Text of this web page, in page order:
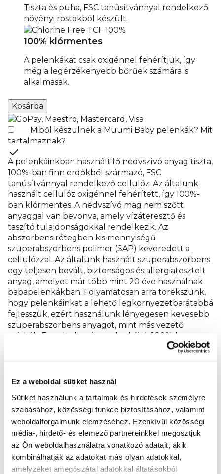
Ez a weboldal sütiket használ
Sütiket használunk a tartalmak és hirdetések személyre
szabásához, közösségi funkce biztosításához, valamint
weboldalforgalmunk elemzéséhez. Ezenkívül közösségi
média-, hirdető- és elemező partnereinkkel megosztjuk
az Ön weboldalhasználatra vonatkozó adatait, akik
kombinálhatják az adatokat más olyan adatokkal,
amelyzeket amegöszátal adatokkal áltatásokból
Tiszta és puha, FSC tanúsítvánnyal rendelkező
növényi rostokból készült.
100% klórmentes
A pelenkákat csak oxigénnel fehérítjük, így
még a legérzékenyebb bőrűek számára is
alkalmasak.
Miből készülnek a Muumi Baby pelenkák? Mit
tartalmaznak?
A pelenkáinkban használt fő nedvszívó anyag tiszta,
100%-ban finn erdőkből származó, FSC
tanúsítvánnyal rendelkező cellulóz. Az általunk
használt cellulóz oxigénnel fehérített, így 100%-
ban klórmentes. A nedvszívó mag nem szőtt
anyaggal van bevonva, amely vízáteresztő és
taszító tulajdonságokkal rendelkezik. Az
abszorbens rétegben kis mennyiségű
szuperabszorbens polimer (SAP) keveredett a
cellulózzal. Az általunk használt szuperabszorbens
egy teljesen bevált, biztonságos és allergiatesztelt
anyag, amelyet már több mint 20 éve használnak
babapelenkákban. Folyamatosan arra törekszünk,
hogy pelenkáinkat a lehető legkörnyezetbarátabbá
fejlesszük, ezért használunk lényegesen kevesebb
szuperabszorbens anyagot, mint más vezető
márkák. Ennek ellenére pelenkáink 100%-ban
hatékonyak, és olyan szerkezetűek, amely
választást jelentenek babája számára, mert a
gyártás során felhasznált alapanyagok mindegyike
megfelel a Nordic Swan Ecolabel és a Finn Allergia,
Bőr és Asztma Szövetség által meghatározott
szigorú kritériumoknak. Illatanyagmentesek, és
nem tartalmaznak klórt vagy glifozátot, amelyek
irritálhatják a gyermekek érzékeny bőrét.